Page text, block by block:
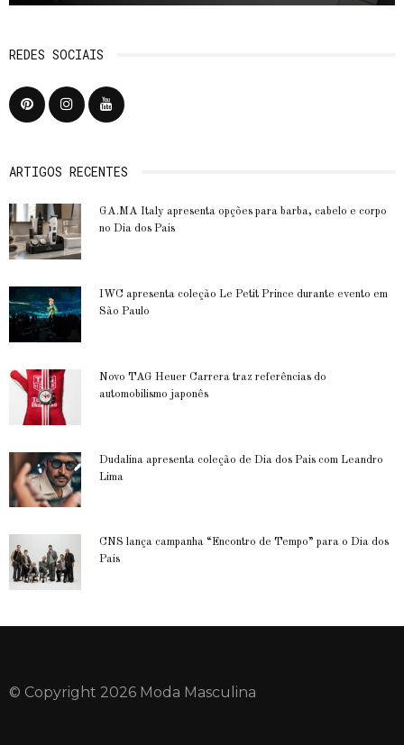
REDES SOCIAIS
ARTIGOS RECENTES
GA.MA Italy apresenta opções para barba, cabelo e corpo
no Dia dos Pais
IWC apresenta coleção Le Petit Prince durante evento em
São Paulo
Novo TAG Heuer Carrera traz referências do
automobilismo japonês
Dudalina apresenta coleção de Dia dos Pais com Leandro
Lima
CNS lança campanha “Encontro de Tempo” para o Dia dos
Pais
© Copyright 2026 Moda Masculina